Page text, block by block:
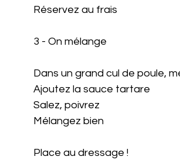
Réservez au frais
3 - On mélange
Dans un grand cul de poule,
Ajoutez la sauce tartare
Salez, poivrez
Mélangez bien
Place au dressage !